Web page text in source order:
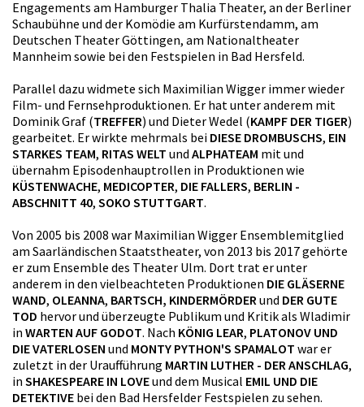
Engagements am Hamburger Thalia Theater, an der Berliner
Schaubühne und der Komödie am Kurfürstendamm, am
Deutschen Theater Göttingen, am Nationaltheater
Mannheim sowie bei den Festspielen in Bad Hersfeld.
Parallel dazu widmete sich Maximilian Wigger immer wieder
Film- und Fernsehproduktionen. Er hat unter anderem mit
Dominik Graf (TREFFER) und Dieter Wedel (KAMPF DER TIGER)
gearbeitet. Er wirkte mehrmals bei DIESE DROMBUSCHS, EIN
STARKES TEAM, RITAS WELT und ALPHATEAM mit und
übernahm Episodenhauptrollen in Produktionen wie
KÜSTENWACHE, MEDICOPTER, DIE FALLERS, BERLIN -
ABSCHNITT 40, SOKO STUTTGART.
Von 2005 bis 2008 war Maximilian Wigger Ensemblemitglied
am Saarländischen Staatstheater, von 2013 bis 2017 gehörte
er zum Ensemble des Theater Ulm. Dort trat er unter
anderem in den vielbeachteten Produktionen DIE GLÄSERNE
WAND, OLEANNA, BARTSCH, KINDERMÖRDERund DER GUTE
TOD hervor und überzeugte Publikum und Kritik als Wladimir
in WARTEN AUF GODOT. Nach KÖNIG LEAR, PLATONOV UND
DIE VATERLOSEN und MONTY PYTHON'S SPAMALOT war er
zuletzt in der Uraufführung MARTIN LUTHER - DER ANSCHLAG,
in SHAKESPEARE IN LOVEund dem Musical EMIL UND DIE
DETEKTIVE bei den Bad Hersfelder Festspielen zu sehen.